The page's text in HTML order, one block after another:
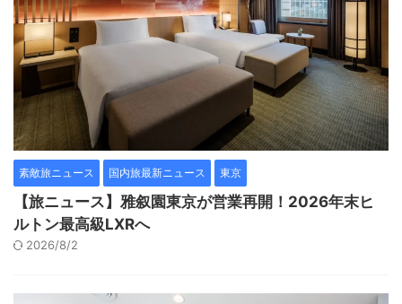
素敵旅ニュース 国内旅最新ニュース 東京
【旅ニュース】雅叙園東京が営業再開！2026年末ヒ
ルトン最高級LXRへ
2026/8/2